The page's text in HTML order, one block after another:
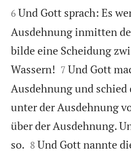


6 Und Gott sprach: Es
Ausdehnung inmitten
bilde eine Scheidung
Wassern! 

7 Und Gott
Ausdehnung und schied
unter der Ausdehnung
über der Ausdehnung.
so. 

8 Und Gott nannte